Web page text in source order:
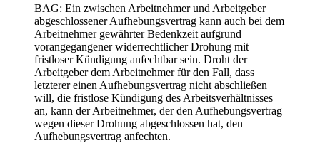
BAG: Ein zwischen Arbeitnehmer und Arbeitgeber
abgeschlossener Aufhebungsvertrag kann auch bei dem
Arbeitnehmer gewährter Bedenkzeit aufgrund
vorangegangener widerrechtlicher Drohung mit
fristloser Kündigung anfechtbar sein. Droht der
Arbeitgeber dem Arbeitnehmer für den Fall, dass
letzterer einen Aufhebungsvertrag nicht abschließen
will, die fristlose Kündigung des Arbeitsverhältnisses
an, kann der Arbeitnehmer, der den Aufhebungsvertrag
wegen dieser Drohung abgeschlossen hat, den
Aufhebungsvertrag anfechten.